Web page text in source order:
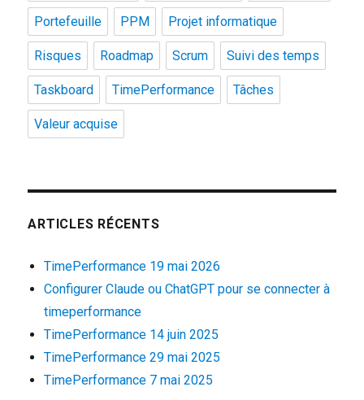
Portefeuille PPM Projet informatique
Risques Roadmap Scrum Suivi des temps
Taskboard TimePerformance Tâches
Valeur acquise
ARTICLES RÉCENTS
TimePerformance 19 mai 2026
Configurer Claude ou ChatGPT pour se connecter à
timeperformance
TimePerformance 14 juin 2025
TimePerformance 29 mai 2025
TimePerformance 7 mai 2025